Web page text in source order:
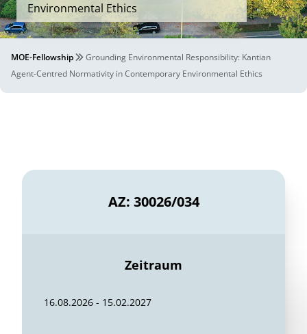
Environmental Ethics
MOE-Fellowship
Grounding Environmental Responsibility: Kantian
Agent-Centred Normativity in Contemporary Environmental Ethics
AZ: 30026/034
Zeitraum
16.08.2026 - 15.02.2027